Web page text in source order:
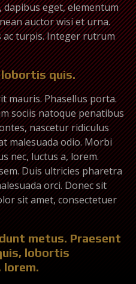
eget, elementum
auctor wisi et urna.
ac turpis. Integer rutrum
quis.
mauris. Phasellus porta.
sociis natoque penatibus
nascetur ridiculus
malesuada odio. Morbi
nec, luctus a, lorem.
Duis ultricies pharetra
orci. Donec sit
sit amet, consectetuer
metus. Praesent
lobortis
lorem.